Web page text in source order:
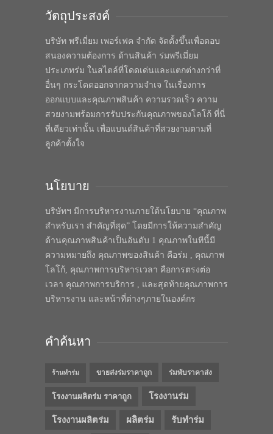
วัตถุประสงค์
บริษัท พรีเมี่ยม เพอร์เฟค จำกัด จัดตั้งขึ้นเพื่อตอบ
สนองความต้องการ ด้านสินค้า ร่มพรีเมี่ยม
ประเภทร่ม ในสไตล์ที่โดดเด่นและแตกต่างกว่าที่
อื่นๆ กระโดดออกจากความจำเจ ในเรื่องการ
ออกแบบและคุณภาพสินค้า ความรวดเร็ว ความ
สวยงามพร้อมการรับประกันคุณภาพของโลโก้ ที่นี่
ที่เดียวเท่านั้น เพื่อแบนด์สินค้าที่สวยงามตามที่
ลูกค้าตั้งใจ
นโยบาย
บริษัทฯ มีการบริหารงานภายใต้นโยบาย “คุณภาพ
สำหรับเรา สำคัญที่สุด” โดยมีการให้ความสำคัญ
ด้านคุณภาพสินค้าเป็นอันดับ 1 คุณภาพในทีนี้มี
ความหมายถึง คุณภาพของสินค้า คือร่ม , คุณภาพ
โลโก้, คุณภาพการบริหารเวลา คือการตรงต่อ
เวลา คุณภาพการบริการ , และสุดท้ายคุณภาพการ
บริหารงาน และหน้าที่ต่างๆภายในองค์กร
คำค้นหา
ร้านทำร่ม ขายส่งร่มราคาถูก ร่มพับราคาส่ง
โรงงานผลิตร่ม ราคาถูก โรงงานร่ม
โรงงานผลิตร่ม ผลิตร่ม รับทำร่ม